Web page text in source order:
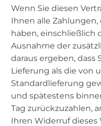
Wenn Sie diesen
Ihnen alle
haben, einschließlich
Ausnahme der
daraus ergeben, dass
Lieferung als die von
Standardlieferung
und spätestens
Tag zurückzuzahlen,
Ihren Widerruf dieses